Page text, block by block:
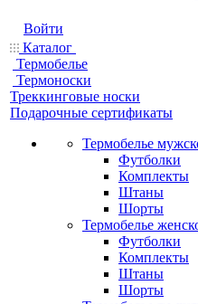
Войти
Каталог
Термобелье
Термоноски
Треккинговые носки
Подарочные сертификаты
Термобелье
Футболки
Комплекты
Штаны
Шорты
Термобелье
Футболки
Комплекты
Штаны
Шорты